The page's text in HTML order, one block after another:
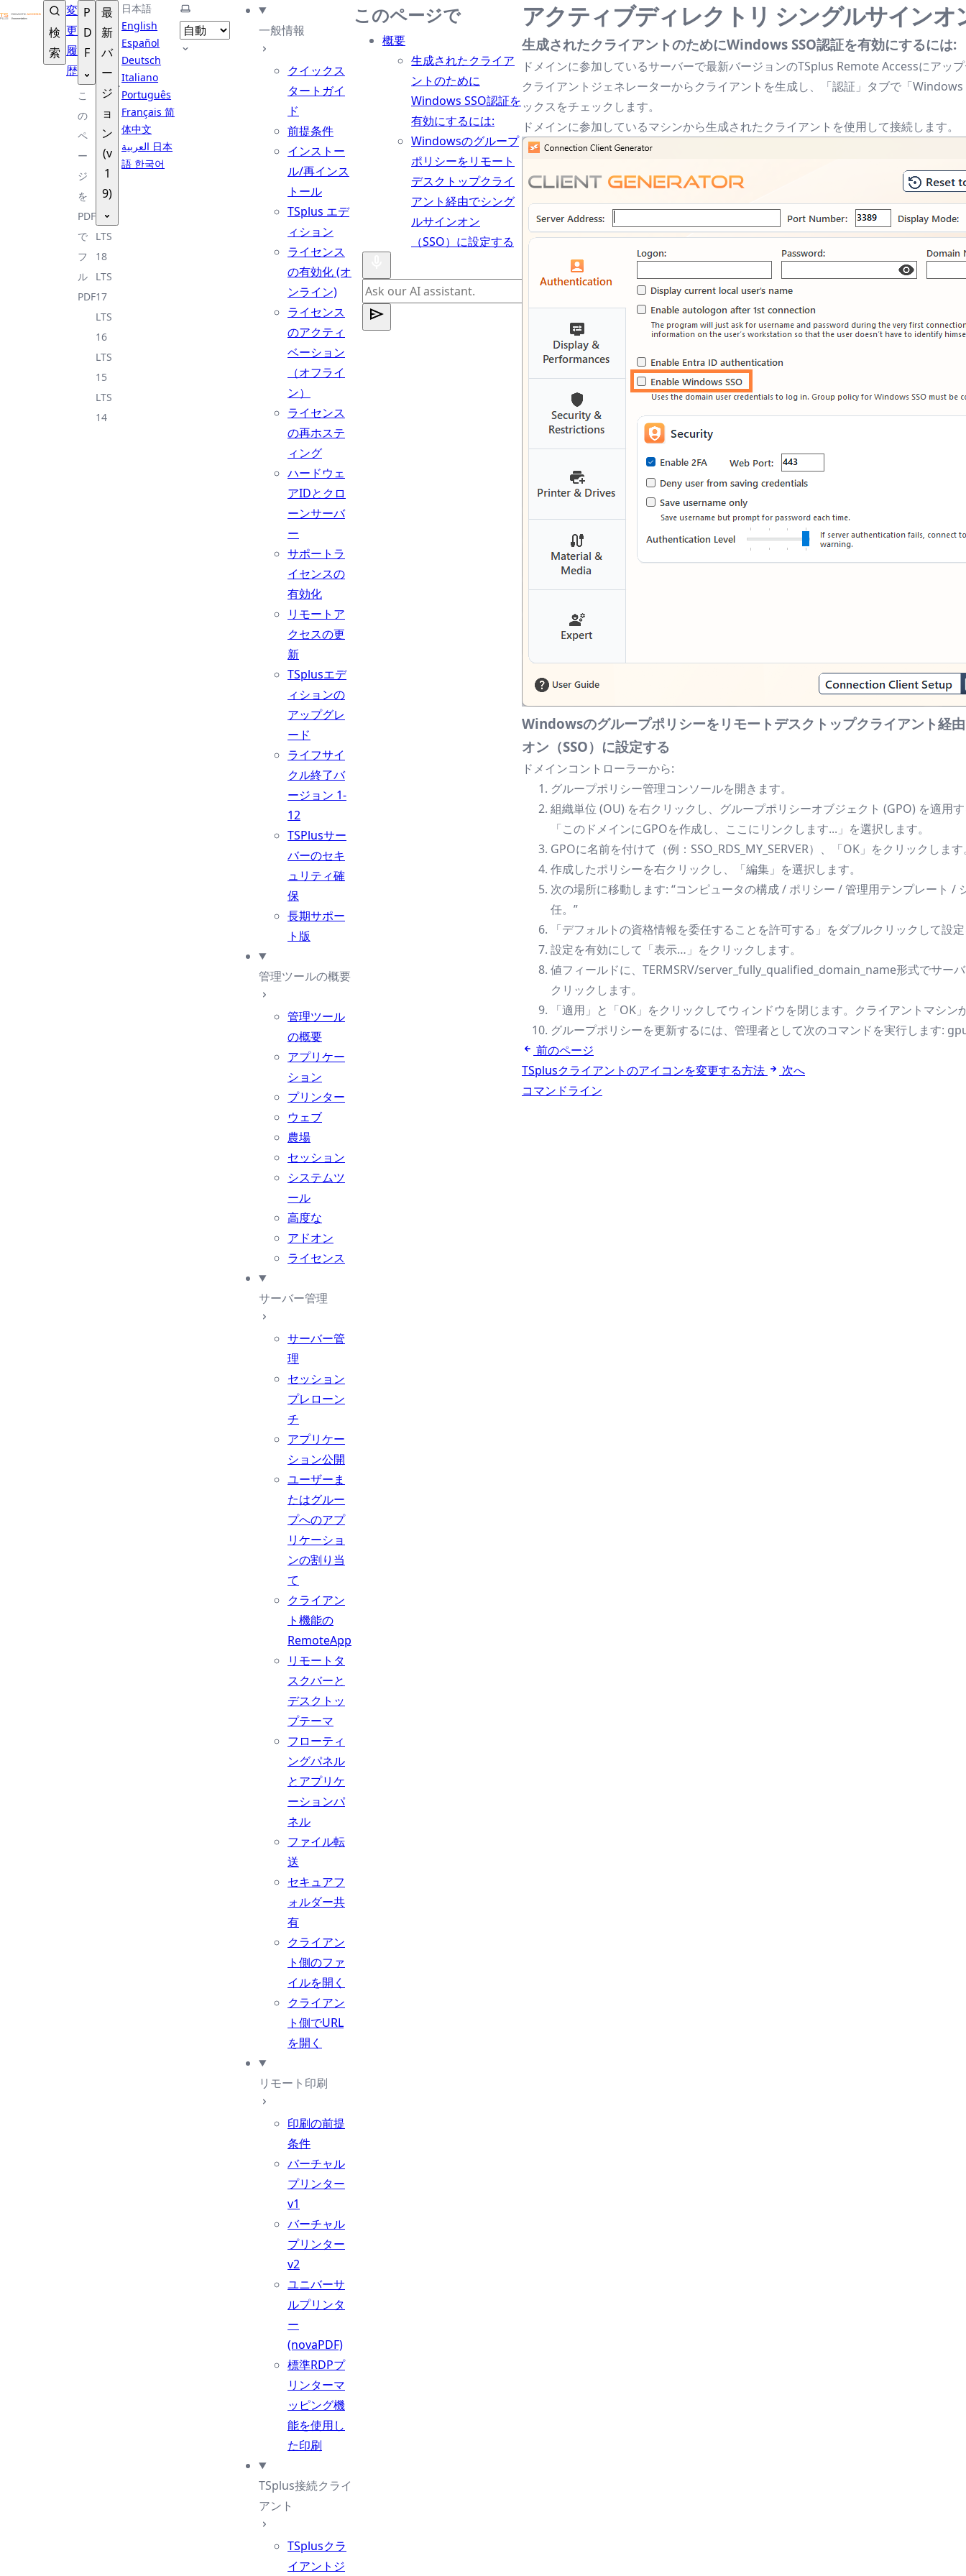
TSplus ドキュメンテーション ®
検
索
変
更
履
歴
P
D
F
こ
の
ペ
ー
ジ
を
PDF
で
フ
ル
PDF
最
新
バ
ー
ジ
ョ
ン
(v
1
9)
LTS
18
LTS
17
LTS
16
LTS
15
LTS
14
日本語
English
Español
Deutsch
Italiano
Português
Français简
体中文
日本
語 한국어
テーマを選択
一般情報
クイックス
タートガイ
ド
前提条件
インストー
ル/再インス
トール
TSplus エデ
ィション
ライセンス
の有効化 (オ
ンライン)
ライセンス
のアクティ
ベーション
（オフライ
ン）
ライセンス
の再ホステ
ィング
ハードウェ
アIDとクロ
ーンサーバ
ー
サポートラ
イセンスの
有効化
リモートア
クセスの更
新
TSplusエデ
ィションの
アップグレ
ード
ライフサイ
クル終了バ
ージョン 1-
12
TSPlusサー
バーのセキ
ュリティ確
保
長期サポー
ト版
管理ツールの概要
管理ツール
の概要
アプリケー
ション
プリンター
ウェブ
農場
セッション
システムツ
ール
高度な
アドオン
ライセンス
サーバー管理
サーバー管
理
セッション
プレローン
チ
アプリケー
ション公開
ユーザーま
たはグルー
プへのアプ
リケーショ
ンの割り当
て
クライアン
ト機能の
RemoteApp
リモートタ
スクバーと
デスクトッ
プテーマ
フローティ
ングパネル
とアプリケ
ーションパ
ネル
ファイル転
送
セキュアフ
ォルダー共
有
クライアン
ト側のファ
イルを開く
クライアン
ト側でURL
を開く
リモート印刷
印刷の前提
条件
バーチャル
プリンター
v1
バーチャル
プリンター
v2
ユニバーサ
ルプリンタ
ー
(novaPDF)
標準RDPプ
リンターマ
ッピング機
能を使用し
た印刷
TSplus接続クライ
アント
TSplusクラ
イアントジ
このページで
概要
生成されたクライア
ントのために
Windows SSO認証を
有効にするには:
Windowsのグループ
ポリシーをリモート
デスクトップクライ
アント経由でシング
ルサインオン
（SSO）に設定する
アクティブディレクトリ シングルサインオ
生成されたクライアントのためにWindows SSO認証を有効にするには:
ドメインに参加しているサーバーで最新バージョンのTSplus Remote Accessにアッ
クライアントジェネレーターからクライアントを生成し、「認証」タブで「
ックスをチェックします。
ドメインに参加しているマシンから生成されたクライアントを使用して接続します。
Windowsのグループポリシーをリモートデスクトップクライアント経
オン（SSO）に設定する
ドメインコントローラーから:
グループポリシー管理コンソールを開きます。
組織単位 (OU) を右クリックし、グループポリシーオブジェクト (GPO) を適用
「このドメインにGPOを作成し、ここにリンクします...」を選択します。
GPOに名前を付けて（例：SSO_RDS_MY_SERVER）、「OK」をクリックしま
作成したポリシーを右クリックし、「編集」を選択します。
次の場所に移動します: “コンピュータの構成 / ポリシー / 管理用テンプレート /
任。”
「デフォルトの資格情報を委任することを許可する」をダブルクリックして設
設定を有効にして「表示…」をクリックします。
値フィールドに、TERMSRV/server_fully_qualified_domain_name形式でサー
クリックします。
「適用」と「OK」をクリックしてウィンドウを閉じます。クライアントマシン
グループポリシーを更新するには、管理者として次のコマンドを実行します:
前のページ
TSplusクライアントのアイコンを変更する方法
次へ
コマンドライン